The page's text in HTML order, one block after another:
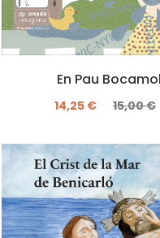
En Pau
14,25 € 15,00 €